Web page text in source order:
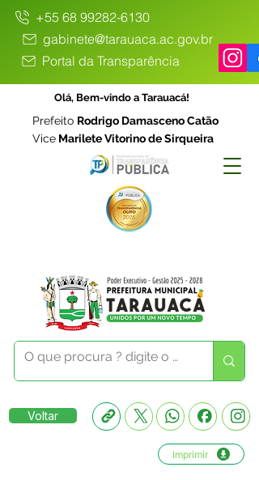
+55 68 99282-6130
gabinete@tarauaca.ac.gov.br
Portal da Transparência
Olá, Bem-vindo a Tarauacá!
Prefeito Rodrigo Damasceno Catão
Vice Marilete Vitorino de Sirqueira
Voltar
Imprimir